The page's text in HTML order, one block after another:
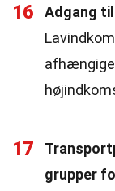
16
Adgang
17
grupper